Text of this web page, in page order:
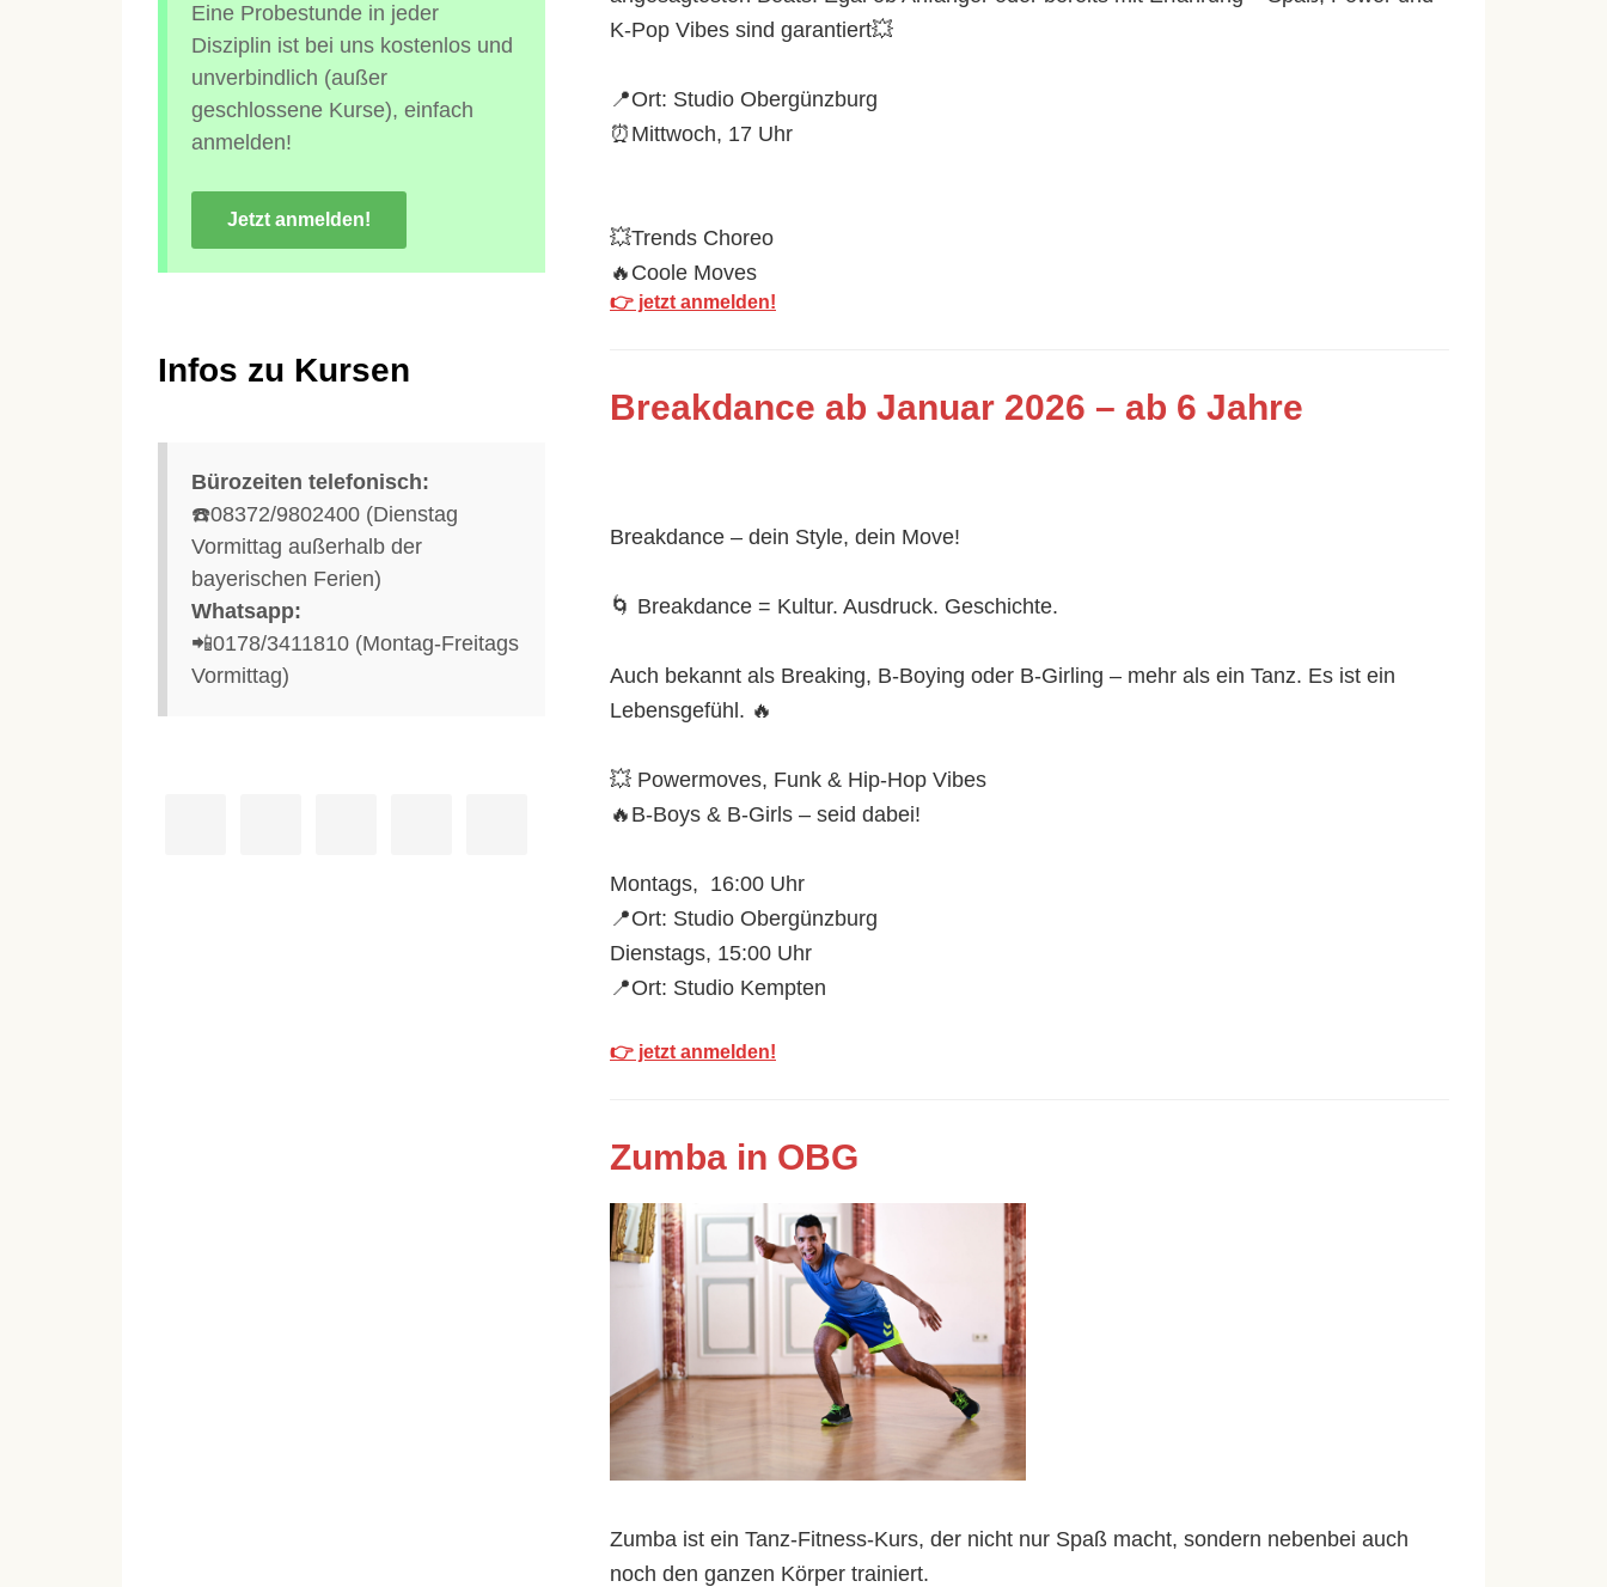
K-Pop Vibes sind garantiert💥
📍Ort: Studio Obergünzburg
⏰ Mittwoch, 17 Uhr
💥Trends Choreo
🔥Coole Moves
👉 jetzt anmelden!
Breakdance ab Januar 2026 – ab 6 Jahre
Breakdance – dein Style, dein Move!
🌀 Breakdance = Kultur. Ausdruck. Geschichte.
Auch bekannt als Breaking, B-Boying oder B-Girling – mehr als ein Tanz. Es ist ein
Lebensgefühl. 🔥
💥 Powermoves, Funk & Hip-Hop Vibes
🔥B-Boys & B-Girls – seid dabei!
Montags, 16:00 Uhr
📍Ort: Studio Obergünzburg
Dienstags, 15:00 Uhr
📍Ort: Studio Kempten
👉 jetzt anmelden!
Zumba in OBG
Zumba ist ein Tanz-Fitness-Kurs, der nicht nur Spaß macht, sondern nebenbei auch
noch den ganzen Körper trainiert.
Eine Probestunde in jeder
Disziplin ist bei uns kostenlos und
unverbindlich (außer
geschlossene Kurse), einfach
anmelden!
Jetzt anmelden!
Infos zu Kursen
Bürozeiten telefonisch:
☎️08372/9802400 (Dienstag
Vormittag außerhalb der
bayerischen Ferien)
Whatsapp:
📲0178/3411810 (Montag-Freitags
Vormittag)